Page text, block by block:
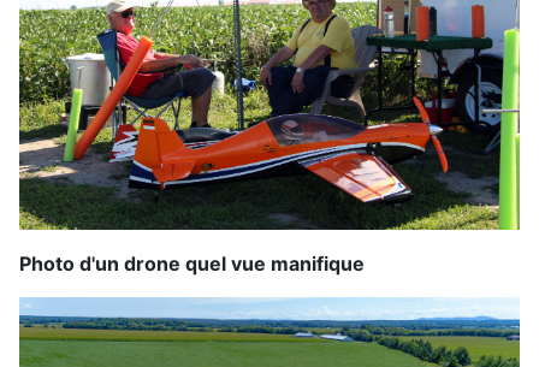
Photo d'un drone quel vue manifique